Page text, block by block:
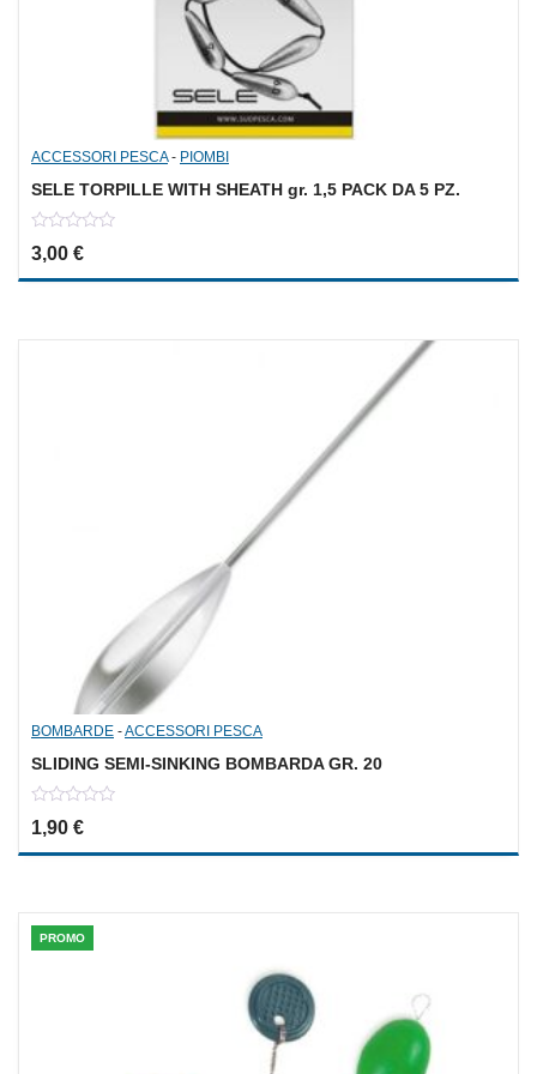
ACCESSORI PESCA- PIOMBI
SELE TORPILLE WITH SHEATH gr. 1,5 PACK DA 5 PZ.
0
out
of
3,00 €
BOMBARDE -ACCESSORI PESCA
SLIDING SEMI-SINKING BOMBARDA GR. 20
0
out
1,90 €
PROMO